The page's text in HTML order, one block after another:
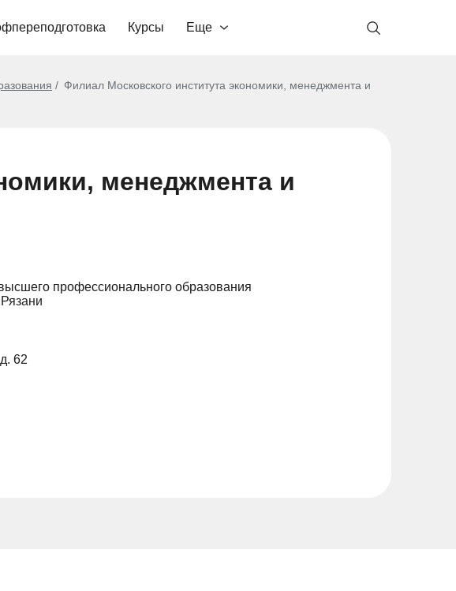
Курсы Еще
Филиал Московского института экономики, менеджмента и
менеджмента и
профессионального образования
62